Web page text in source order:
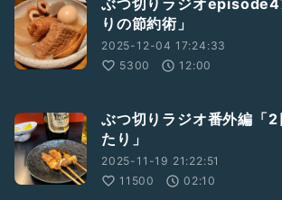
ぶつ切りラジオ
りの節約術」
2025-12-04 17:24:33
5300
12:00
ぶつ切りラジオ番外編「2
たり」
2025-11-19 21:22:51
11500
02:10